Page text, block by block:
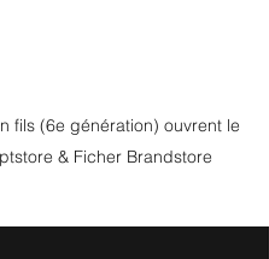
fils (6e génération) ouvrent le
& Ficher Brandstore